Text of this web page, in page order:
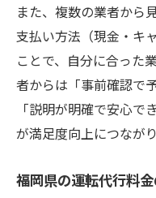
利用距離別
シミュレー
福岡の運転代行
運転代行の
福岡県内での
24時間対応
また、複数の業者から
支払い方法（現金・キ
ことで、自分に合った
者からは「事前確認で
「説明が明確で安心で
が満足度向上につながり
福岡県の運転代行料